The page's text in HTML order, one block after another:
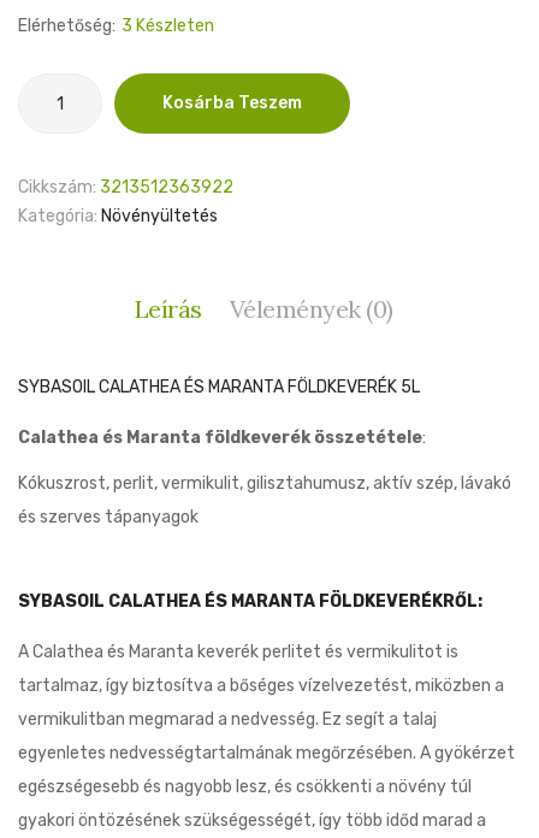
Elérhetőség: 3 Készleten
Calathea
Kosárba Teszem
Cikkszám: 3213512363922
Kategória: Növényültetés
Leírás Vélemények (0)
SYBASOIL CALATHEA ÉS MARANTA FÖLDKEVERÉK 5L
Calathea és Maranta földkeverék összetétele:
Kókuszrost, perlit, vermikulit, gilisztahumusz, aktív szép, lávakó
és szerves tápanyagok
SYBASOIL CALATHEA ÉS MARANTA FÖLDKEVERÉKRŐL:
A Calathea és Maranta keverék perlitet és vermikulitot is
tartalmaz, így biztosítva a bőséges vízelvezetést, miközben a
vermikulitban megmarad a nedvesség. Ez segít a talaj
egyenletes nedvességtartalmának megőrzésében. A gyökérzet
egészségesebb és nagyobb lesz, és csökkenti a növény túl
gyakori öntözésének szükségességét, így több időd marad a